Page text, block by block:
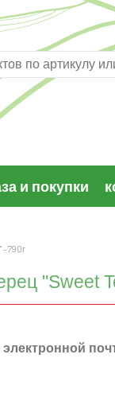
и покупки
- 790г
"Sweet